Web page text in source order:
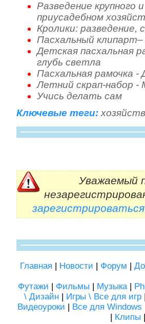
Разведение крупного
приусадебном
Кролики: разведение,
Пасхальный
Детская пасхальная
глубь светла
Пасхальная рамочка
Летний скрап-набор -
Учись делать сам
Ключевые теги:
Уважаемый
зарегистрироваться
Главная | Новости | Форум |
Футажи | Фильмы | Музыка|
\ Дизайн | Игры \ Все для игр |
Видеоуроки | Все для Windows
| Клипы |